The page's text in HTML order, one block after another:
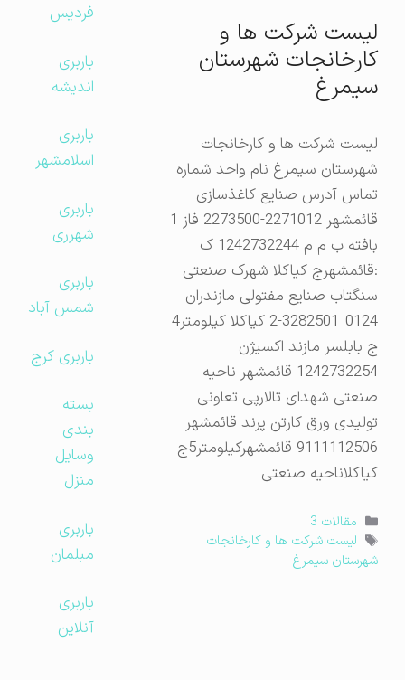
لیست شرکت ها و
کارخانجات شهرستان
سیمرغ
لیست شرکت ها و کارخانجات
شهرستان سیمرغ نام واحد شماره
تماس آدرس صنایع کاغذسازی
قائمشهر 2271012-2273500 فاز 1
بافته ب م م 1242732244 ک
:قائمشهرج کیاکلا شهرک صنعتی
سنگتاب صنایع مفتولی مازندران
0124_3282501-2 کیاکلا کیلومتر4
ج بابلسر مازند اکسیژن
1242732254 قائمشهر ناحیه
صنعتی شهدای تالارپی تعاونی
تولیدی ورق کارتن پرند قائمشهر
9111112506 قائمشهرکیلومتر5ج
کیاکلاناحیه صنعتی
دسته‌ها
مقالات 3
برچسب‌ها
لیست شرکت ها و کارخانجات
شهرستان سیمرغ
فردیس
باربری
اندیشه
باربری
اسلامشهر
باربری
شهرری
باربری
شمس آباد
باربری کرج
بسته
بندی
وسایل
منزل
باربری
مبلمان
باربری
آنلاین